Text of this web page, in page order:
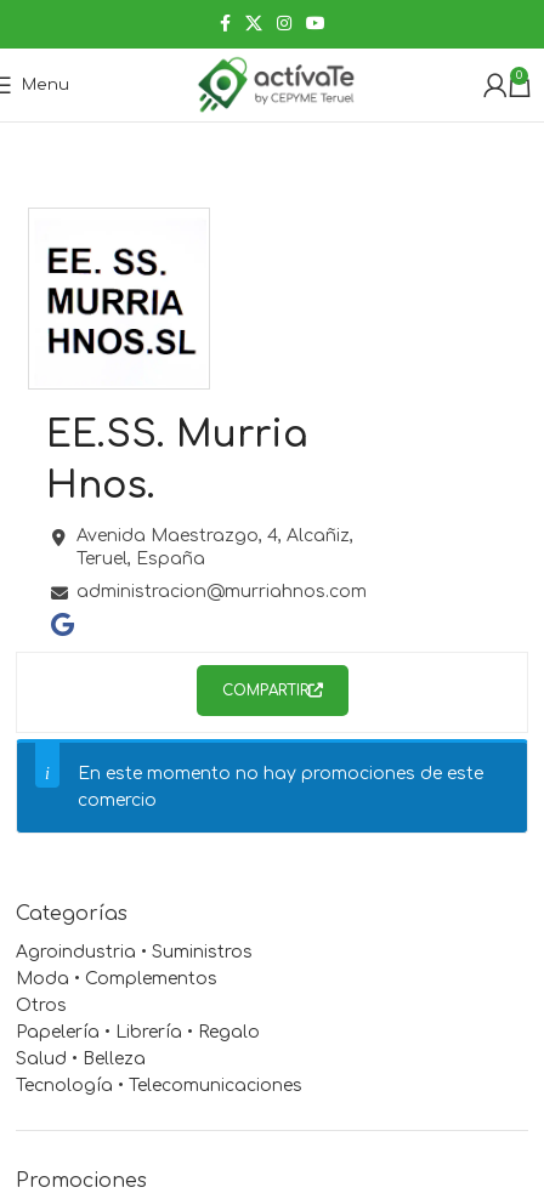
Menu
0
Categorías
Agroindustria • Suministros
Moda • Complementos
Otros
Papelería • Librería • Regalo
Salud • Belleza
Tecnología • Telecomunicaciones
Promociones
EE.SS. Murria
Hnos.
Avenida Maestrazgo, 4, Alcañiz,
Teruel, España
administracion@murriahnos.com
COMPARTIR
En este momento no hay promociones de este
comercio